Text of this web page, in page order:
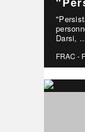
Darsi,
FRAC -